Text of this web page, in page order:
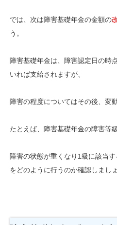
では、次は障害基礎年金の金額の
う。
障害基礎年金は、障害認定日の時
いれば支給されますが、
障害の程度についてはその後、変
たとえば、障害基礎年金の障害等
障害の状態が重くなり1級に該当
をどのように行うのか確認しましょ